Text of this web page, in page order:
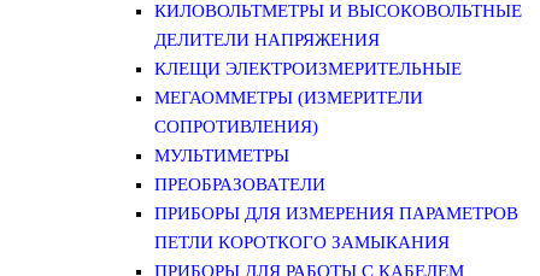
КИЛОВОЛЬТМЕТРЫ И ВЫСОКОВОЛЬТНЫЕ
ДЕЛИТЕЛИ НАПРЯЖЕНИЯ
КЛЕЩИ ЭЛЕКТРОИЗМЕРИТЕЛЬНЫЕ
МЕГАОММЕТРЫ (ИЗМЕРИТЕЛИ
СОПРОТИВЛЕНИЯ)
МУЛЬТИМЕТРЫ
ПРЕОБРАЗОВАТЕЛИ
ПРИБОРЫ ДЛЯ ИЗМЕРЕНИЯ ПАРАМЕТРОВ
ПЕТЛИ КОРОТКОГО ЗАМЫКАНИЯ
ПРИБОРЫ ДЛЯ РАБОТЫ С КАБЕЛЕМ